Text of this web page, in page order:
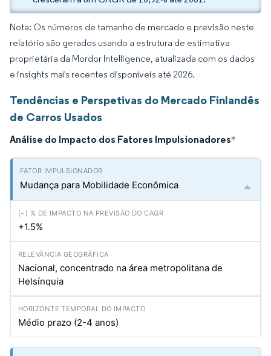
Nota: Os números de tamanho de mercado e previsão neste
relatório são gerados usando a estrutura de estimativa
proprietária da Mordor Intelligence, atualizada com os dados
e insights mais recentes disponíveis até 2026.
Tendências e Perspetivas do Mercado Finlandês
de Carros Usados
Análise do Impacto dos Fatores Impulsionadores*
Mudança para Mobilidade Econômica
+1.5%
Nacional, concentrado na área metropolitana de
Helsínquia
Médio prazo (2-4 anos)